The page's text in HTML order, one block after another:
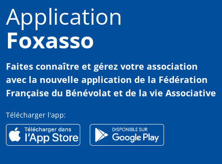
Application
Foxasso
Faites connaître et gérez votre association
avec la nouvelle application de la Fédération
Française du Bénévolat et de la vie Associative
Télécharger l'app: